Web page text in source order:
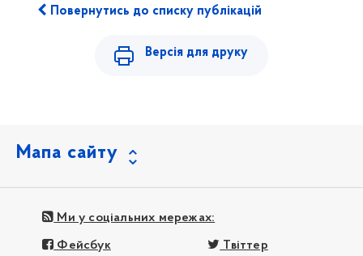
Повернутись до списку публікацій
Версія для друку
Мапа сайту
Ми у соціальних мережах:
Фейсбук Твіттер